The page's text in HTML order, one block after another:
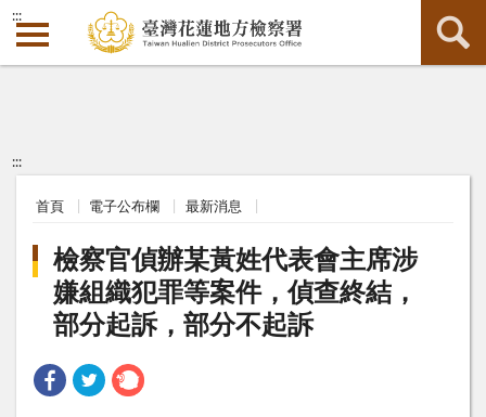
:::
:::
首頁 電子公布欄 最新消息
檢察官偵辦某黃姓代表會主席涉
嫌組織犯罪等案件，偵查終結，
部分起訴，部分不起訴